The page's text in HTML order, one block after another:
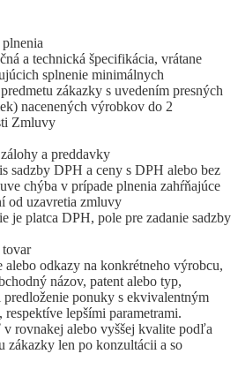
a technická špecifikácia, vrátane
splnenie minimálnych
zákazky s uvedením presných
nacenených výrobkov do 2
Zmluvy
a preddavky
sadzby DPH a ceny s DPH alebo bez
chýba v prípade plnenia zahŕňajúce
od uzavretia zmluvy
je platca DPH, pole pre zadanie sadzby
odkazy na konkrétneho výrobcu,
názov, patent alebo typ,
ponuky s ekvivalentným
lepšími parametrami.
rovnakej alebo vyššej kvalite podľa
zákazky len po konzultácii a so